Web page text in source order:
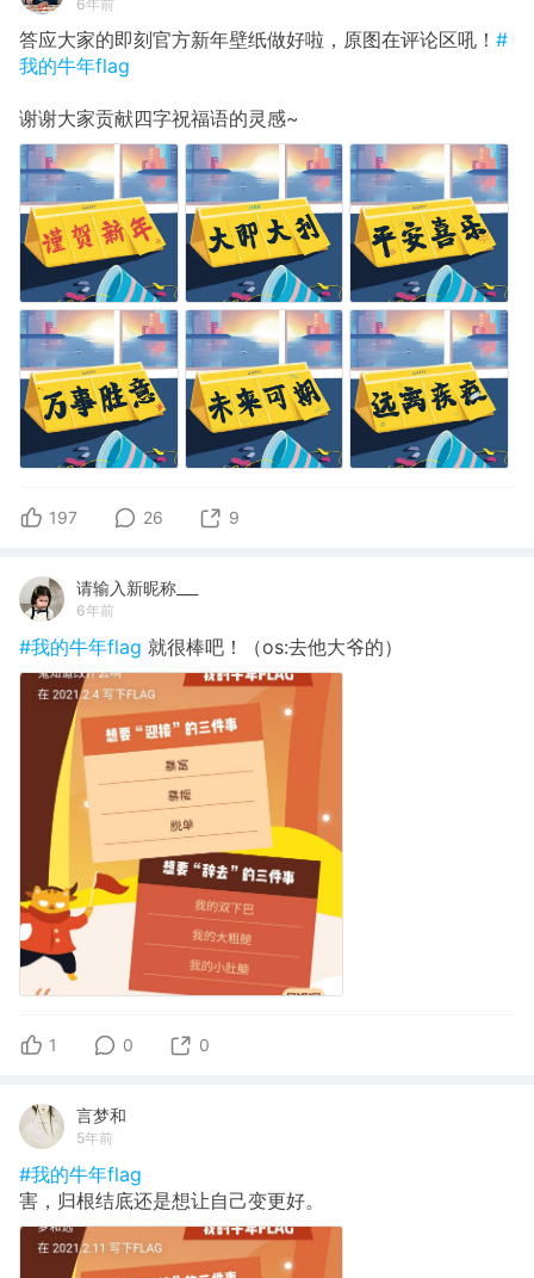
6年前
答应大家的即刻官方新年壁纸做好啦，原图在评论区吼！ #
我的牛年flag
谢谢大家贡献四字祝福语的灵感~
197 26 9
请输入新昵称___
6年前
#我的牛年flag 就很棒吧！（os:去他大爷的）
1 0 0
言梦和
5年前
#我的牛年flag
害，归根结底还是想让自己变更好。